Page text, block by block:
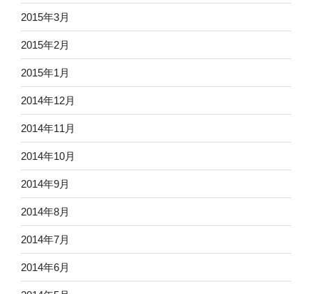
2015年3月
2015年2月
2015年1月
2014年12月
2014年11月
2014年10月
2014年9月
2014年8月
2014年7月
2014年6月